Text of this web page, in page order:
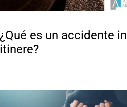
¿Qué es un accidente in
itinere?